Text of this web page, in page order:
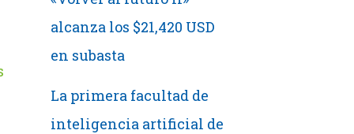
alcanza los $21,420 USD
en subasta
La primera facultad de
inteligencia artificial de